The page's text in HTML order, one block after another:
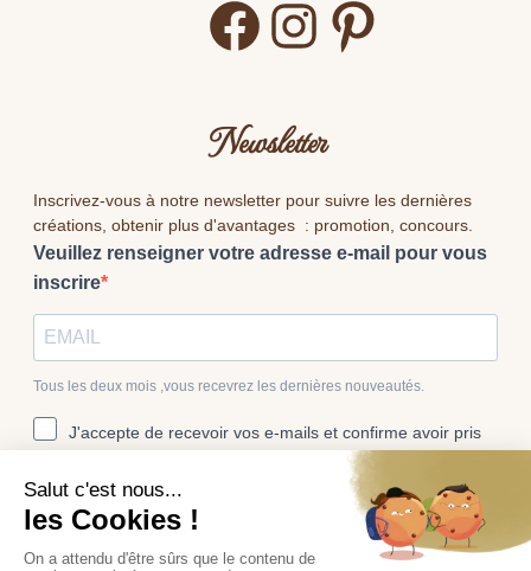
Newsletter
Inscrivez-vous à notre newsletter pour suivre les dernières
créations, obtenir plus d'avantages : promotion, concours.
Veuillez renseigner votre adresse e-mail pour vous
inscrire
Tous les deux mois ,vous recevrez les dernières nouveautés.
J'accepte de recevoir vos e-mails et confirme avoir pris
connaissance de votre politique de confidentialité et
mentions légales.
Vous pouvez vous désinscrire à tout moment en cliquant sur le lien
présent dans nos emails.
FacebookInstagram